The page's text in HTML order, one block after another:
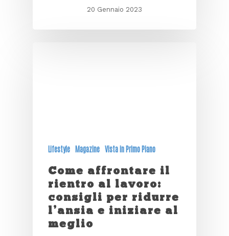
20 Gennaio 2023
Lifestyle Magazine Vista in Primo Piano
Come affrontare il
rientro al lavoro:
consigli per ridurre
l’ansia e iniziare al
meglio